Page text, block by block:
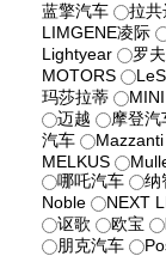
蓝擎汽车
拉共
LIMGENE凌际
Lightyear
罗
MOTORS
玛莎拉蒂
MINI
迈越
摩登汽
汽车
Mazzanti
MELKUS
哪吒汽车
纳
Noble
NEXT
讴歌
欧宝
朋克汽车